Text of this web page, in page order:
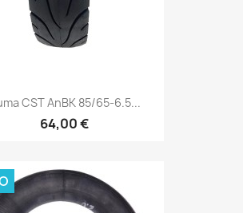
CST AnBK 85/65-6.5...
64,00 €